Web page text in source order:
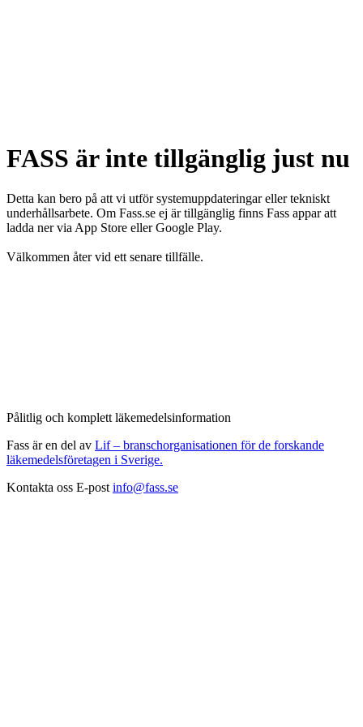
FASS är inte tillgänglig just nu
Detta kan bero på att vi utför systemuppdateringar eller tekniskt
underhållsarbete. Om Fass.se ej är tillgänglig finns Fass appar att
ladda ner via App Store eller Google Play.
Välkommen åter vid ett senare tillfälle.
Pålitlig och komplett läkemedelsinformation
Fass är en del av Lif – branschorganisationen för de forskande
läkemedelsföretagen i Sverige.
Kontakta oss E-post info@fass.se